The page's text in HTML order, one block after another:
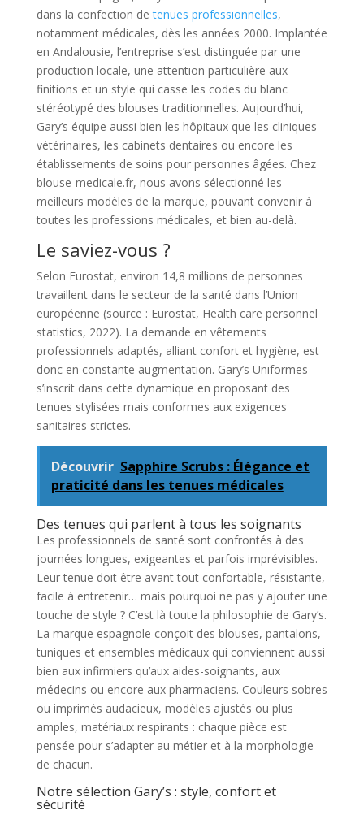
dans la confection detenues professionnelles,
notamment médicales, dès les années 2000. Implantée
en Andalousie, l’entreprise s’est distinguée par une
production locale, une attention particulière aux
finitions et un style qui casse les codes du blanc
stéréotypé des blouses traditionnelles. Aujourd’hui,
Gary’s équipe aussi bien les hôpitaux que les cliniques
vétérinaires, les cabinets dentaires ou encore les
établissements de soins pour personnes âgées. Chez
blouse-medicale.fr, nous avons sélectionné les
meilleurs modèles de la marque, pouvant convenir à
toutes les professions médicales, et bien au-delà.
Le saviez-vous ?
Selon Eurostat, environ 14,8 millions de personnes
travaillent dans le secteur de la santé dans l’Union
européenne (source : Eurostat, Health care personnel
statistics, 2022). La demande en vêtements
professionnels adaptés, alliant confort et hygiène, est
donc en constante augmentation. Gary’s Uniformes
s’inscrit dans cette dynamique en proposant des
tenues stylisées mais conformes aux exigences
sanitaires strictes.
Découvrir Sapphire Scrubs : Élégance et
praticité dans les tenues médicales
Des tenues qui parlent à tous les soignants
Les professionnels de santé sont confrontés à des
journées longues, exigeantes et parfois imprévisibles.
Leur tenue doit être avant tout confortable, résistante,
facile à entretenir… mais pourquoi ne pas y ajouter une
touche de style ? C’est là toute la philosophie de Gary’s.
La marque espagnole conçoit des blouses, pantalons,
tuniques et ensembles médicaux qui conviennent aussi
bien aux infirmiers qu’aux aides-soignants, aux
médecins ou encore aux pharmaciens. Couleurs sobres
ou imprimés audacieux, modèles ajustés ou plus
amples, matériaux respirants : chaque pièce est
pensée pour s’adapter au métier et à la morphologie
de chacun.
Notre sélection Gary’s : style, confort et
sécurité